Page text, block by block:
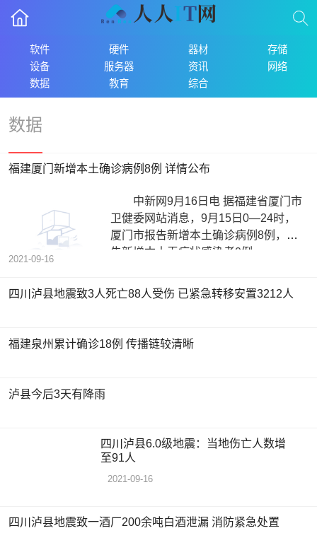
软件 硬件 器材
存储
设备
服务器 资讯
网络
数据
教育 综合
数据
福建厦门新增本土确诊病例8例 详情公布
中新网9月16日电 据福建省厦门市
卫健委网站消息，9月15日0—24时，
厦门市报告新增本土确诊病例8例，报
告新增本土无症状感染者0例。
2021-09-16
四川泸县地震致3人死亡88人受伤 已紧急转移安置3212人
福建泉州累计确诊18例 传播链较清晰
泸县今后3天有降雨
四川泸县6.0级地震：当地伤亡人数增
至91人
2021-09-16
四川泸县地震致一酒厂200余吨白酒泄漏 消防紧急处置